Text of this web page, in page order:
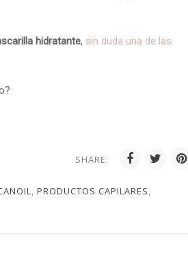
hidratante, sin duda una de las
SHARE:
, PRODUCTOS CAPILARES,